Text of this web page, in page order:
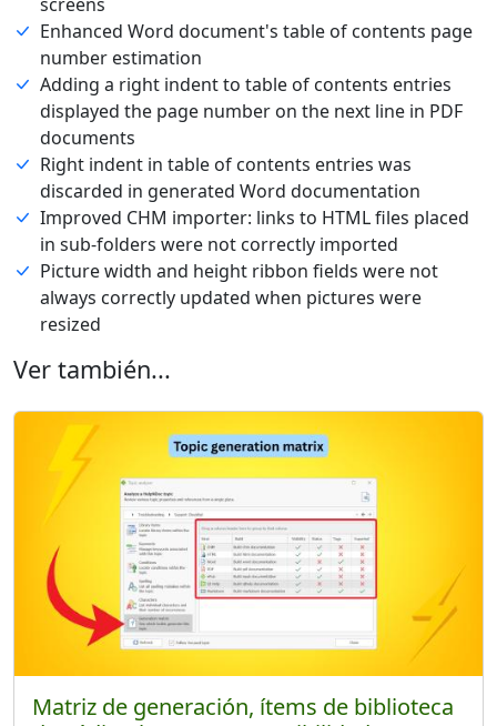
Enhanced Word document's table of contents page
number estimation
Adding a right indent to table of contents entries
displayed the page number on the next line in PDF
documents
Right indent in table of contents entries was
discarded in generated Word documentation
Improved CHM importer: links to HTML files placed
in sub-folders were not correctly imported
Picture width and height ribbon fields were not
always correctly updated when pictures were
resized
Ver también...
Matriz de generación, ítems de biblioteca